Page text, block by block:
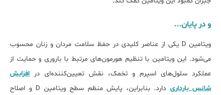
و در پایان...
ویتامین D یکی از عناصر کلیدی در حفظ سلامت مردان و زنان محسوب
می‌شود. این ویتامین با تنظیم هورمون‌های مرتبط با باروری و حمایت از
عملکرد سلول‌های اسپرم و تخمک، نقش تعیین‌کننده‌ای در افزایش
شانس بارداری
دارد. بنابراین، پایش منظم سطح ویتامین D و اصلاح